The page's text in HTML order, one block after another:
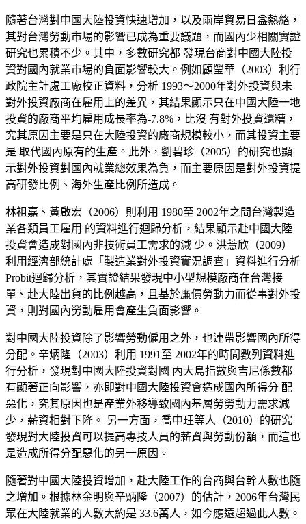
隨著台灣對中國大陸投資快速增加，以及兩岸貿易日益熱絡，
其對台灣勞動市場的影響已成為重要議題，而國內少相關實證
研究也累積不少。其中，多數研究都 發現台商對中國大陸投
資對國內就業市場的負面影響較大。例如顧瑩華（2003）利行
政院主計處工廠校正資料，分析 1993～2000年對外投資與未
對外投資廠商在雇用上的差異，其結果顯示只在中國大陸一地
投資的廠商平均雇用成長率為-7.8% ，比沒 有對外投資還糟，
究其原因主要是只在大陸投資的廠商規模較小，而其投資主要
是 取代國內原有的生產。此外，劉碧珍（2005）的研究也顯
示對外投資對國內就業總效果為負，而主要原因是對外投資提
高研發比例、海外生產比例所造成。
林祖嘉、黃啟宏（2006）則利用 1980至 2002年之間台灣製造
業各類員工雇用 的資料進行迴歸分析，結果顯示赴中國大陸
投資會造成對國內非技術員工需求的減 少。洪薏欣（2009）
利用經濟部統計處「製造業對外投資實況調查」資料進行分析
Probit迴歸分析，其實證結果發現中小型規模廠商在台灣接
單、赴大陸出貨的比例越高，且基於廉價勞動力而從事對外投
資，則對國內勞動雇用會產生負面影響。
對中國大陸投資除了影響勞動僱用之外，也連帶影響國內所得
分配。辛炳隆（2003）利用 1991至 2002年的時間數列資料進
行分析，發現對中國大陸投資對國 內大島指數與吉尼係數都
有顯著正向影響，亦即對中國大陸投資會造成國內所得分 配
惡化，究其原因也是產業外移導致國內基層勞勞動力需求減
少，薪資相對下降。 另一方面，喬中玨等人（2010）的研究
發現對大陸投資可以提高專技人員的薪資與勞動份額，而這也
是造成所得分配惡化的另一原因。
隨著對中國大陸投資增加，赴大陸工作的台商與台幹人數也隨
之增加。根據林金明與辛炳隆（2007）的估計，2006年台灣民
眾在大陸就業的人數大約是 33.6萬人，如今應遠超過此人數。